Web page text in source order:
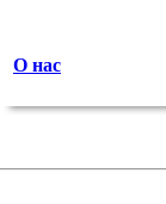
О нас